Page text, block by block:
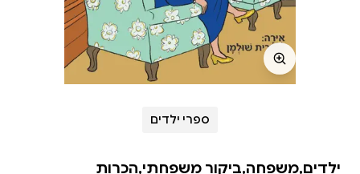
ספרי ילדים
ילדים,משפחה,ביקור משפחתי,הכרות